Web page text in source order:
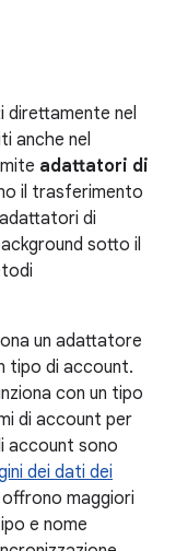
direttamente nel
anche nel
adattatori di
il trasferimento
di
sotto il
un adattatore
tipo di account.
con un tipo
di account per
account sono
dei dati dei
offrono maggiori
e nome